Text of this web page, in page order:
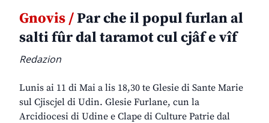
Gnovis /Par che il popul furlan al
salti fûr dal taramot cul cjâf e vîf
Redazion
Lunis ai 11 di Mai a lis 18,30 te Glesie di Sante Marie
sul Cjiscjel di Udin. Glesie Furlane, cun la
Arcidiocesi di Udine e Clape di Culture Patrie dal